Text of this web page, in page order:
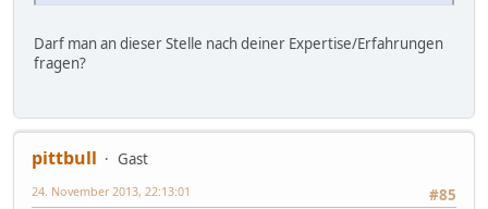
Darf man an dieser Stelle nach deiner Expertise/Erfahrungen
fragen?
pittbull
Gast
#85
24. November 2013, 22:13:01